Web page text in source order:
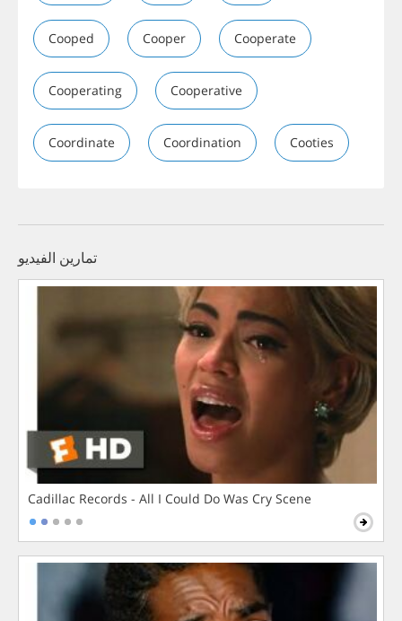
Cooped Cooper Cooperate
Cooperating Cooperative
Coordinate Coordination Cooties
تمارين الفيديو
Cadillac Records - All I Could Do Was Cry Scene